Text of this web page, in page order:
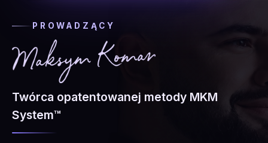
PROWADZĄCY
Twórca opatentowanej metody MKM
System™